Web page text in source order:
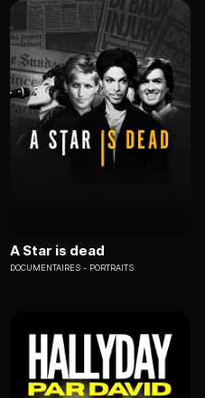
A Star is dead
DOCUMENTAIRES PORTRAITS